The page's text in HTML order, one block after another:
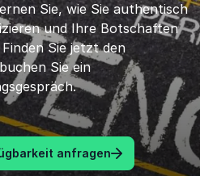
Sie, wie Sie authentisch
und Ihre Botschaften
Sie jetzt den
Sie ein
anfragen